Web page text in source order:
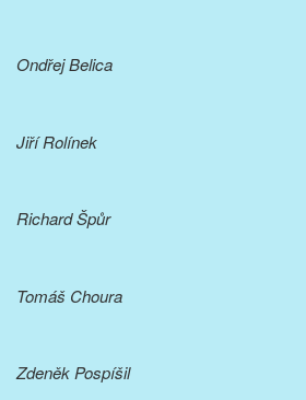
Ondřej Belica
Jiří Rolínek
Richard Špůr
Tomáš Choura
Zdeněk Pospíšil